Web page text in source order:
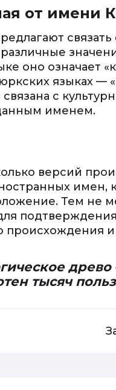
от имени
оно означает
языках —
с
именем.
версий
имен,
Тем не
происхождения
тысяч